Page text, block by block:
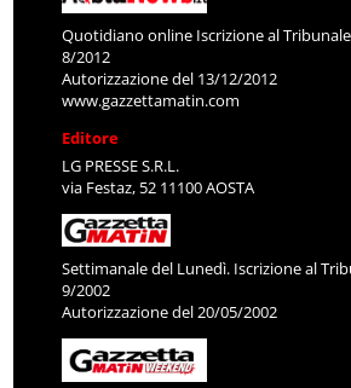
Quotidiano online Iscrizione al
8/2012
Autorizzazione del 13/12/2012
www.gazzettamatin.com
Editore
LG PRESSE S.R.L.
via Festaz, 52 11100 AOSTA
Settimanale del Lunedì. Iscrizione al
9/2002
Autorizzazione del 20/05/2002